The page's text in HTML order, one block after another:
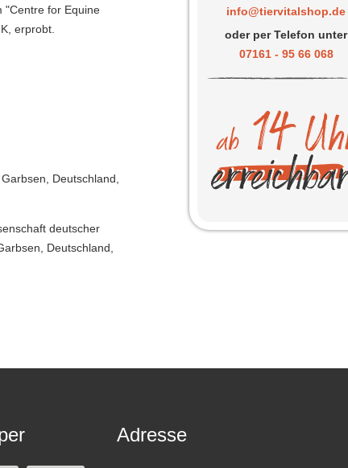
info@tiervitalshop.de
oder per Telefon unter
07161 - 95 66 068
"Centre for Equine
erprobt.
Garbsen, Deutschland
deutscher
Deutschland
Adresse